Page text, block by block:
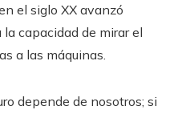
el siglo XX avanzó
capacidad de mirar el
a las máquinas.
depende de nosotros; si